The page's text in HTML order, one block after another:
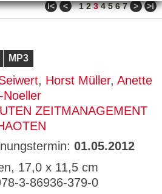
ǀ< < 1 2 3 4 5 6 7 > >ǀ
MP3
, Horst Müller, Anette
Noeller
ZEITMANAGEMENT
01.05.2012
17,0 x 11,5 cm
3-86936-379-0
Ty
den Zustimmungsstatus des
für Cookies auf der aktuellen
90
T